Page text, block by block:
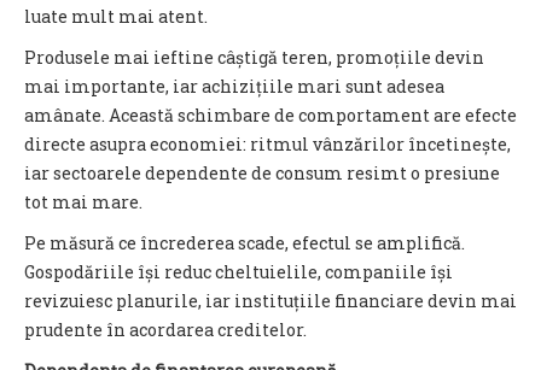
luate mult mai atent.
Produsele mai ieftine câștigă teren, promoțiile devin
mai importante, iar achizițiile mari sunt adesea
amânate. Această schimbare de comportament are efecte
directe asupra economiei: ritmul vânzărilor încetinește,
iar sectoarele dependente de consum resimt o presiune
tot mai mare.
Pe măsură ce încrederea scade, efectul se amplifică.
Gospodăriile își reduc cheltuielile, companiile își
revizuiesc planurile, iar instituțiile financiare devin mai
prudente în acordarea creditelor.